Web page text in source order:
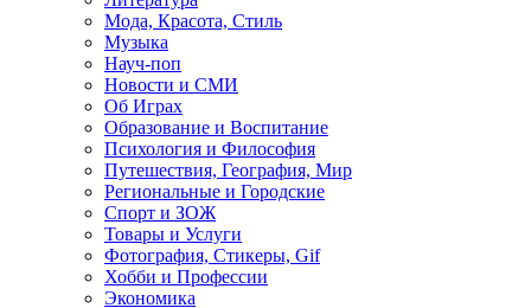
Мода, Красота, Стиль
Музыка
Науч-поп
Новости и СМИ
Об Играх
Образование и Воспитание
Психология и Философия
Путешествия, География, Мир
Региональные и Городские
Спорт и ЗОЖ
Товары и Услуги
Фотография, Стикеры, Gif
Хобби и Профессии
Экономика